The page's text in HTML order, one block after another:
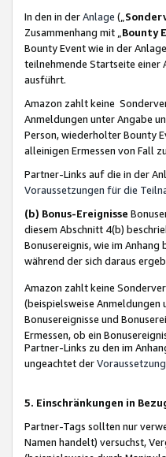
In den in derAnlage („
Zusammenhang mit „ Bounty
Bounty Event wie in der
teilnehmende Startseite einer
ausführt.
Amazon zahlt keine
Anmeldungen unter Angabe
Person, wiederholter Bounty
alleinigen Ermessen von Fall
Partner-Links auf die in der
Voraussetzungen für die
(b) Bonus-Ereignisse
diesem Abschnitt 4(b)
Bonusereignis, wie im
während der sich daraus
Amazon zahlt keine
(beispielsweise
Bonusereignisse und
Ermessen, ob ein
Partner-Links zu den im
ungeachtet der
5. Einschränkungen in
Partner-Tags sollten nur
Namen handelt) versuchst,